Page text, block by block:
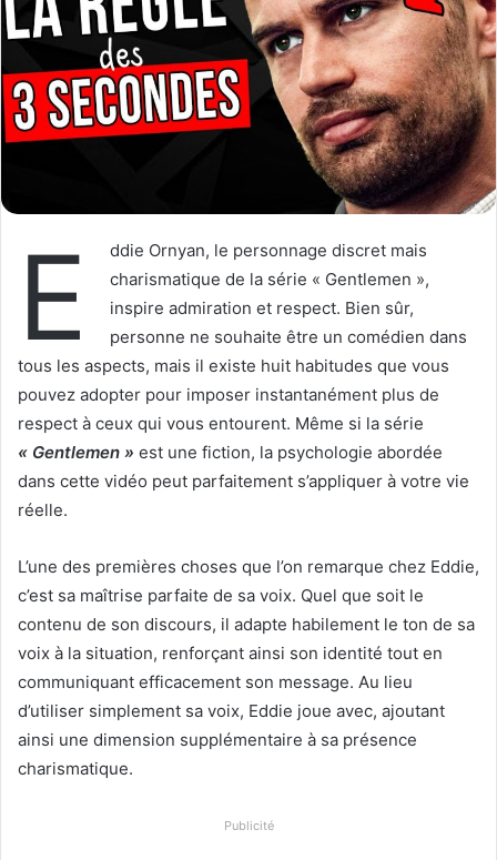
c
u
r
r
E
ddie Ornyan, le personnage discret mais
charismatique de la série « Gentlemen »,
inspire admiration et respect. Bien sûr,
personne ne souhaite être un comédien dans
tous les aspects, mais il existe huit habitudes que vous
pouvez adopter pour imposer instantanément plus de
respect à ceux qui vous entourent. Même si la série
« Gentlemen » est une fiction, la psychologie abordée
dans cette vidéo peut parfaitement s’appliquer à votre vie
réelle.
L’une des premières choses que l’on remarque chez Eddie,
c’est sa maîtrise parfaite de sa voix. Quel que soit le
contenu de son discours, il adapte habilement le ton de sa
voix à la situation, renforçant ainsi son identité tout en
communiquant efficacement son message. Au lieu
d’utiliser simplement sa voix, Eddie joue avec, ajoutant
ainsi une dimension supplémentaire à sa présence
charismatique.
Publicité